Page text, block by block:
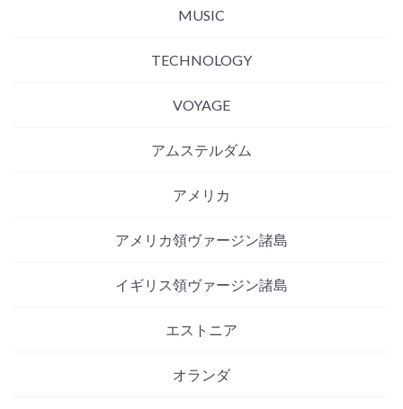
MUSIC
TECHNOLOGY
VOYAGE
アムステルダム
アメリカ
アメリカ領ヴァージン諸島
イギリス領ヴァージン諸島
エストニア
オランダ